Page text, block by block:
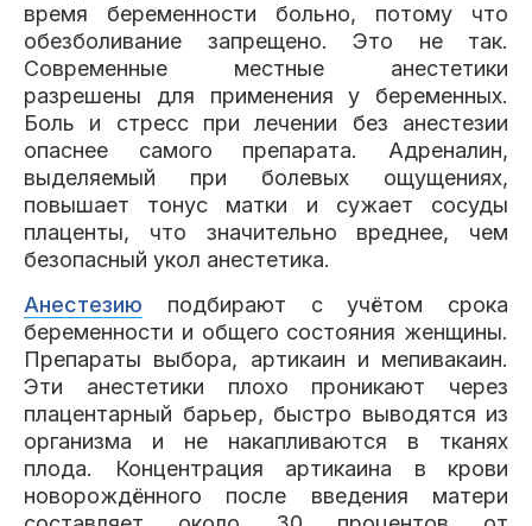
время беременности больно, потому что
обезболивание запрещено. Это не так.
Современные местные анестетики
разрешены для применения у беременных.
Боль и стресс при лечении без анестезии
опаснее самого препарата. Адреналин,
выделяемый при болевых ощущениях,
повышает тонус матки и сужает сосуды
плаценты, что значительно вреднее, чем
безопасный укол анестетика.
Анестезию подбирают с учётом срока
беременности и общего состояния женщины.
Препараты выбора, артикаин и мепивакаин.
Эти анестетики плохо проникают через
плацентарный барьер, быстро выводятся из
организма и не накапливаются в тканях
плода. Концентрация артикаина в крови
новорождённого после введения матери